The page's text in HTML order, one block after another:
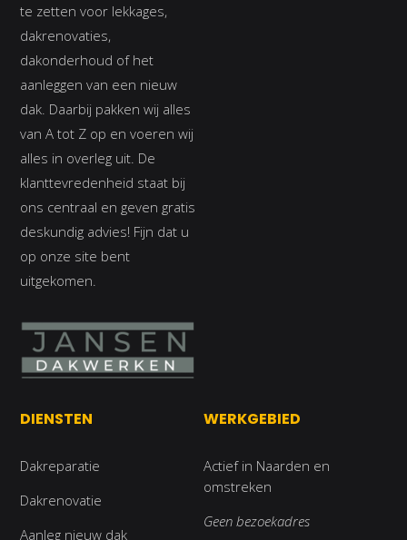
te zetten voor lekkages,
dakrenovaties,
dakonderhoud of het
aanleggen van een nieuw
dak. Daarbij pakken wij alles
van A tot Z op en voeren wij
alles in overleg uit. De
klanttevredenheid staat bij
ons centraal en geven gratis
deskundig advies! Fijn dat u
op onze site bent
uitgekomen.
DIENSTEN
Dakreparatie
Dakrenovatie
Aanleg nieuw dak
WERKGEBIED
Actief in Naarden en
omstreken
Geen bezoekadres